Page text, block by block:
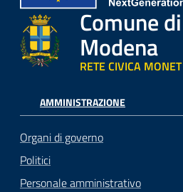
Comune di
Modena
RETE CIVICA MONET
AMMINISTRAZIONE
Organi di governo
Politici
Personale amministrativo